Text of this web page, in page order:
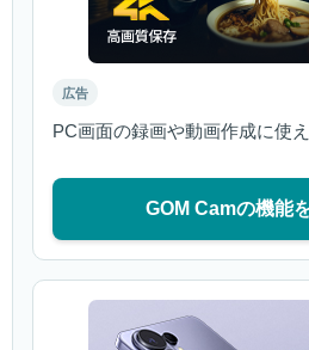
広告
PC画面の録画や動画作成に使
GOM Camの機能